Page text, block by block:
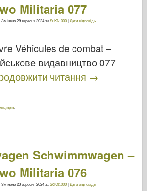
Militaria 077
Змінено29 вересня 2024заSdKfz.000| Дати відповідь
Véhicules de combat –
видавництво 077
читання →
Schwimmwagen –
Militaria 076
Змінено23 вересня 2024заSdKfz.000| Дати відповідь